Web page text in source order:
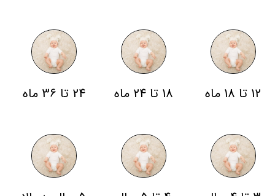
12 تا 18 ماه 18 تا 24 ماه 24 تا 36 ماه